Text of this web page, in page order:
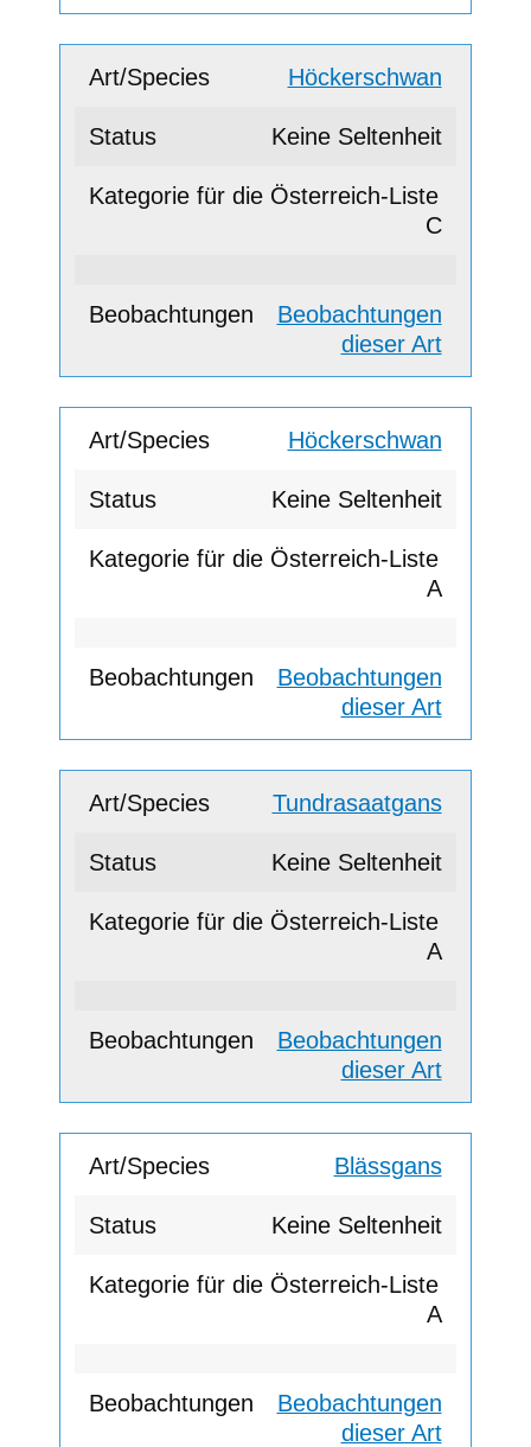
Höckerschwan
Keine Seltenheit
C
Beobachtungen
dieser Art
Höckerschwan
Keine Seltenheit
A
Beobachtungen
dieser Art
Tundrasaatgans
Keine Seltenheit
A
Beobachtungen
dieser Art
Blässgans
Keine Seltenheit
A
Beobachtungen
dieser Art